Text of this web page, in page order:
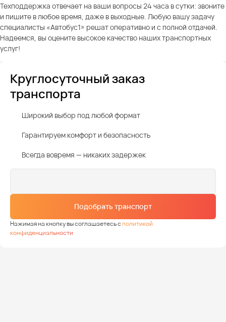
Техподдержка отвечает на ваши вопросы 24 часа в сутки: звоните
и пишите в любое время, даже в выходные. Любую вашу задачу
специалисты «Автобус1» решат оперативно и с полной отдачей.
Надеемся, вы оцените высокое качество наших транспортных
услуг!
Круглосуточный заказ
транспорта
Широкий выбор под любой формат
Гарантируем комфорт и безопасность
Всегда вовремя — никаких задержек
Подобрать транспорт
Нажимая на кнопку вы соглашаетесь сполитикой
конфиденциальности